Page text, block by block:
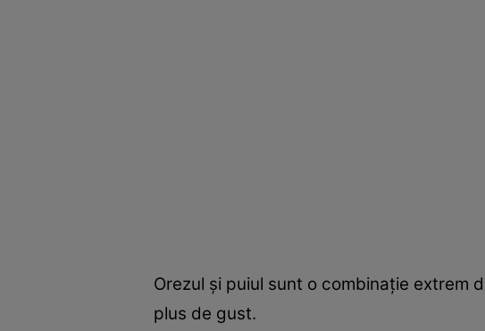
Orezul şi puiul sunt o combinaţie extrem
plus de gust.